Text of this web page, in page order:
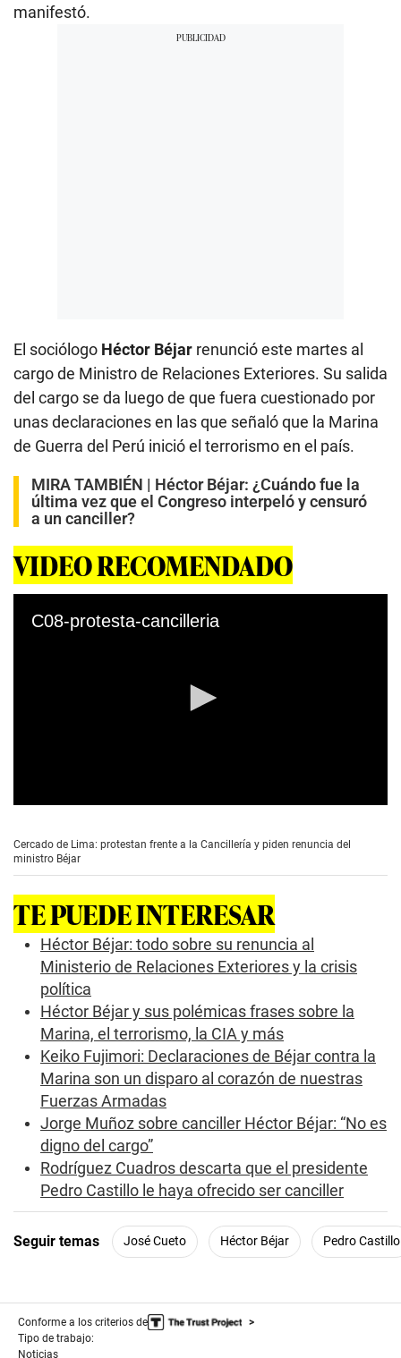
manifestó.
El sociólogo Héctor Béjar renunció este martes al
cargo de Ministro de Relaciones Exteriores. Su salida
del cargo se da luego de que fuera cuestionado por
unas declaraciones en las que señaló que la Marina
de Guerra del Perú inició el terrorismo en el país.
MIRA TAMBIÉN | Héctor Béjar: ¿Cuándo fue la
última vez que el Congreso interpeló y censuró
a un canciller?
VIDEO RECOMENDADO
C08-protesta-cancilleria
e
c
d
s
o
Cercado de Lima: protestan frente a la Cancillería y piden renuncia del
ministro Béjar
TE PUEDE INTERESAR
Héctor Béjar: todo sobre su renuncia al
Ministerio de Relaciones Exteriores y la crisis
política
Héctor Béjar y sus polémicas frases sobre la
Marina, el terrorismo, la CIA y más
Keiko Fujimori: Declaraciones de Béjar contra la
Marina son un disparo al corazón de nuestras
Fuerzas Armadas
Jorge Muñoz sobre canciller Héctor Béjar: “No es
digno del cargo”
Rodríguez Cuadros descarta que el presidente
Pedro Castillo le haya ofrecido ser canciller
Seguir temas José Cueto Héctor Béjar Pedro Castillo
Conforme a los criterios de
Tipo de trabajo:
Noticias